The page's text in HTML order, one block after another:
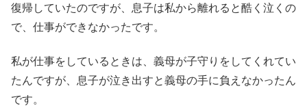
復帰していたのですが、息子は私から離れると酷く泣くの
で、仕事ができなかったです。
私が仕事をしているときは、義母が子守りをしてくれてい
たんですが、息子が泣き出すと義母の手に負えなかったん
です。